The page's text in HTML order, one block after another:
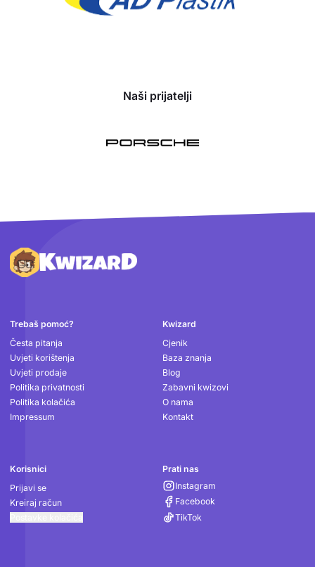
Naši prijatelji
Podnožje
Trebaš pomoć?
Česta pitanja
Uvjeti korištenja
Uvjeti prodaje
Politika privatnosti
Politika kolačića
Impressum
Kwizard
Cjenik
Baza znanja
Blog
Zabavni kwizovi
O nama
Kontakt
Korisnici
Prijavi se
Kreiraj račun
Prati nas
Instagram
Facebook
TikTok